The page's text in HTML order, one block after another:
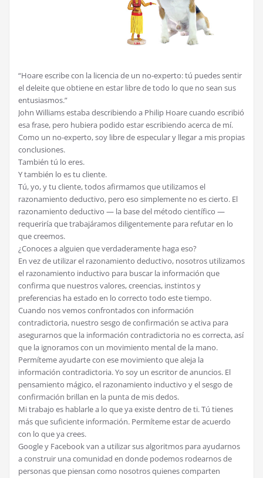
“Hoare escribe con la licencia de un no-experto: tú puedes sentir
el deleite que obtiene en estar libre de todo lo que no sean sus
entusiasmos.”
John Williams estaba describiendo a Philip Hoare cuando escribió
esa frase, pero hubiera podido estar escribiendo acerca de mí.
Como un no-experto, soy libre de especular y llegar a mis propias
conclusiones.
También tú lo eres.
Y también lo es tu cliente.
Tú, yo, y tu cliente, todos afirmamos que utilizamos el
razonamiento deductivo, pero eso simplemente no es cierto. El
razonamiento deductivo — la base del método científico —
requeriría que trabajáramos diligentemente para refutar en lo
que creemos.
¿Conoces a alguien que verdaderamente haga eso?
En vez de utilizar el razonamiento deductivo, nosotros utilizamos
el razonamiento inductivo para buscar la información que
confirma que nuestros valores, creencias, instintos y
preferencias ha estado en lo correcto todo este tiempo.
Cuando nos vemos confrontados con información
contradictoria, nuestro sesgo de confirmación se activa para
asegurarnos que la información contradictoria no es correcta, así
que la ignoramos con un movimiento mental de la mano.
Permíteme ayudarte con ese movimiento que aleja la
información contradictoria. Yo soy un escritor de anuncios. El
pensamiento mágico, el razonamiento inductivo y el sesgo de
confirmación brillan en la punta de mis dedos.
Mi trabajo es hablarle a lo que ya existe dentro de ti. Tú tienes
más que suficiente información. Permíteme estar de acuerdo
con lo que ya crees.
Google y Facebook van a utilizar sus algoritmos para ayudarnos
a construir una comunidad en donde podemos rodearnos de
personas que piensan como nosotros quienes comparten